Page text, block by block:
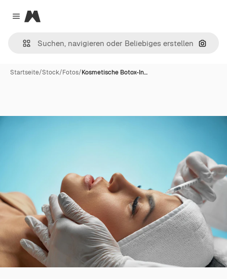
Close menu
Magnific
Nach
Startseite/Stock/Fotos/Kosmetische Botox-In…